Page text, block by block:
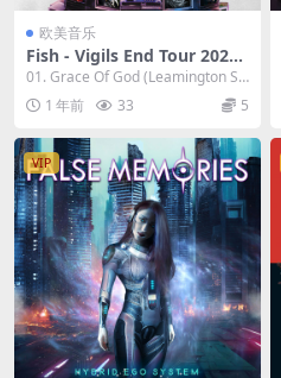
欧美音乐
Fish - Vigils End Tour 2021
(Live) 2023 [24bit/44.1kHz]
[Hi-Res Flac 1.25GB]
01. Grace Of God (Leamington Sp
a) (Live ...
1 年前 33 5
VIP